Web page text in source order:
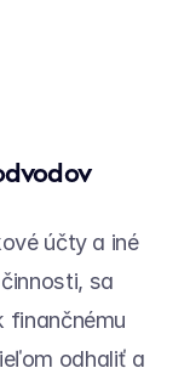
účty a iné
sa
finančnému
odhaliť a